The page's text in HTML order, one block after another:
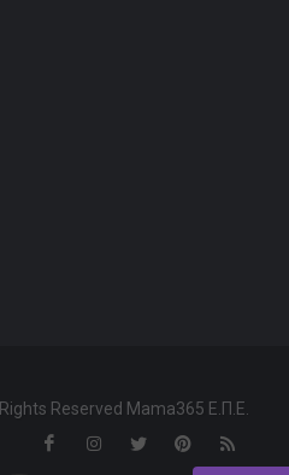
Reserved Mama365 Ε.Π.Ε.